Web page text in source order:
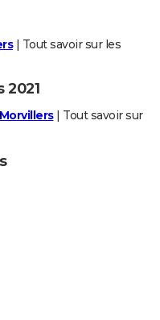
| Tout savoir sur les
| Tout savoir sur